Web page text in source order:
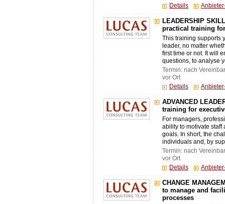
Details
LEADERSHIP
practical training
This training supports
leader, no matter
first time or not. It will
questions, to analyse
Termin: nach
vor Ort
Details
ADVANCED
training for
For managers,
ability to motivate staff
goals. In short, the
individuals and, by
Termin: nach
vor Ort
Details
CHANGE
to manage and
processes